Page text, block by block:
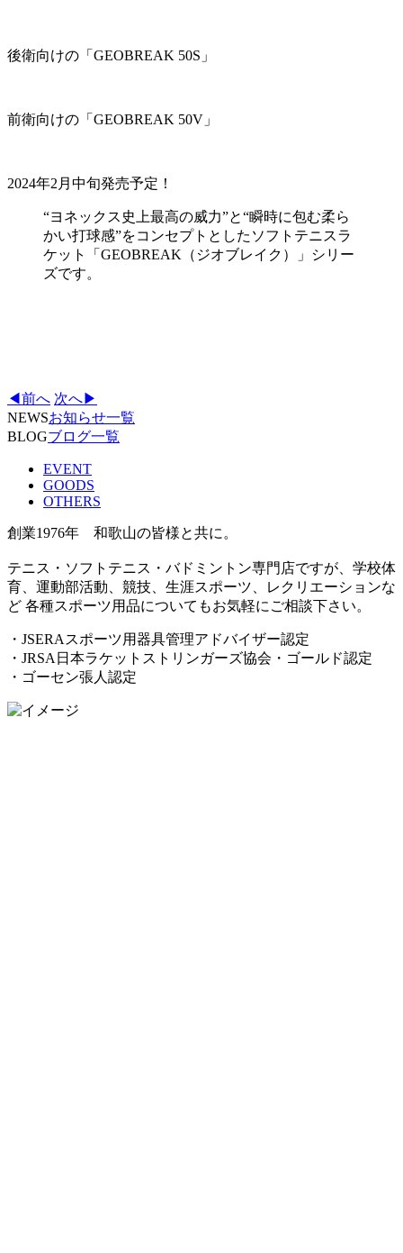
後衛向けの「GEOBREAK 50S」
前衛向けの「GEOBREAK 50V」
2024年2月中旬発売予定！
“ヨネックス史上最高の威力”と“瞬時に包む柔ら
かい打球感”をコンセプトとしたソフトテニスラ
ケット「GEOBREAK（ジオブレイク）」シリー
ズです。
◀前へ 次へ▶
NEWSお知らせ一覧
BLOGブログ一覧
EVENT
GOODS
OTHERS
創業1976年 和歌山の皆様と共に。
テニス・ソフトテニス・バドミントン専門店ですが、学校体
育、運動部活動、競技、生涯スポーツ、レクリエーションな
ど 各種スポーツ用品についてもお気軽にご相談下さい。
・JSERAスポーツ用器具管理アドバイザー認定
・JRSA日本ラケットストリンガーズ協会・ゴールド認定
・ゴーセン張人認定